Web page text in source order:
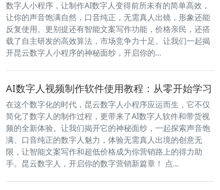
数字人小程序，让制作AI数字人变得前所未有的简单高效，
让你的声音饱满自然，口音纯正，无需真人出镜，形象还能
反复使用。更别提还有智能文案写作功能，价格亲民，还搭
载了自主研发的高效算法，市场竞争力十足。让我们一起揭
开昆云数字人小程序的神秘面纱，开启你的…
AI数字人视频制作软件使用教程：从零开始学习
在这个数字化的时代，昆云数字人小程序应运而生，它不仅
简化了数字人的制作过程，更带来了AI数字人软件和带货视
频的全新体验。让我们揭开它的神秘面纱，一起探索声音饱
满、口音纯正的数字人魅力，体验无需真人出境的创意无
限，让智能文案写作和超低价格成为你营销路上的得力助
手。昆云数字人，开启你的数字营销新篇章！ 点…